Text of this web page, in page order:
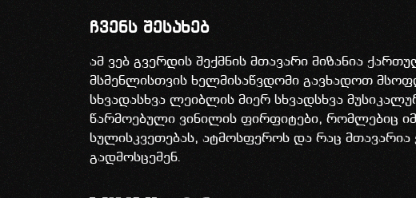
ჩვენს შესახებ
ამ ვებ გვერდის შექმნის მთავარი მიზანია
მსმენლისთვის ხელმისაწვდომი გავხადოთ
სხვადასხვა ლეიბლის მიერ სხვადსხვა
წარმოებული ვინილის ფირფიტები, რომლებიც
სულისკვეთებას, ატმოსფეროს და რაც მთავარია
გადმოსცემენ.